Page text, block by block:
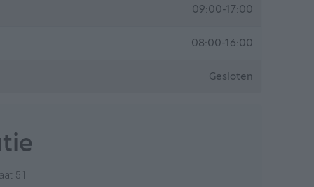
09:00-17:00
08:00-16:00
Gesloten
51